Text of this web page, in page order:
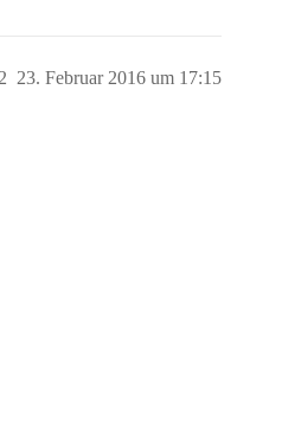
23. Februar 2016 um 17:15
2